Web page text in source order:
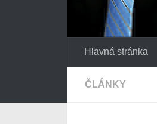
Hlavná stránka
ČLÁNKY